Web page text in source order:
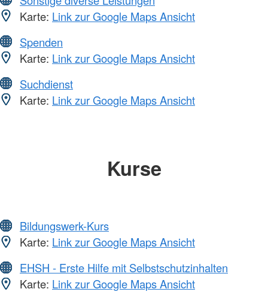
Karte: Link zur Google Maps Ansicht
Spenden
Karte: Link zur Google Maps Ansicht
Suchdienst
Karte: Link zur Google Maps Ansicht
Kurse
Bildungswerk-Kurs
Karte: Link zur Google Maps Ansicht
EHSH - Erste Hilfe mit Selbstschutzinhalten
Karte: Link zur Google Maps Ansicht